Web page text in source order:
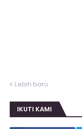
Lebih baru
IKUTI KAMI